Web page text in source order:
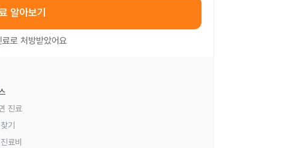
알아보기
로 처방받았어요
진료
기
료비